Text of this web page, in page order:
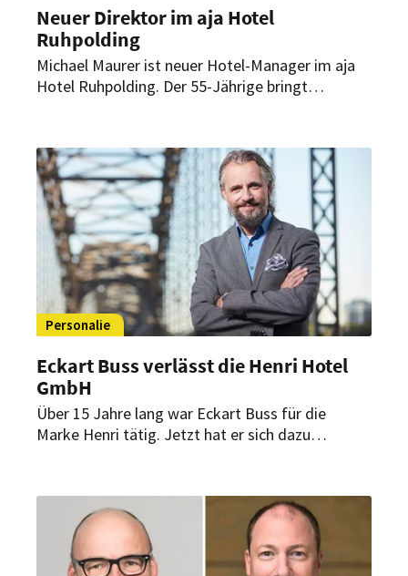
Neuer Direktor im aja Hotel
Ruhpolding
Michael Maurer ist neuer Hotel-Manager im aja
Hotel Ruhpolding. Der 55-Jährige bringt
Österreich, Frankreich und Italien als auch aus
über zehn Jahren Tätigkeit in der
Unternehmensberatung für die Branche.
Personalie
Eckart Buss verlässt die Henri Hotel
GmbH
Über 15 Jahre lang war Eckart Buss für die
Marke Henri tätig. Jetzt hat er sich dazu